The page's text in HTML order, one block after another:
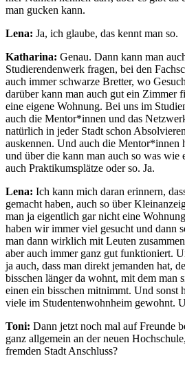
man gucken kann.
Lena: Ja, ich glaube, das kennt man so.
Katharina: Genau. Dann kann man
Studierendenwerk fragen, bei den
auch immer schwarze Bretter, wo
darüber kann man auch gut ein Zimmer
eine eigene Wohnung. Bei uns im
auch die Mentor*innen und das
natürlich in jeder Stadt schon
auskennen. Und auch die Mentor*innen
und über die kann man auch so was wie
auch Praktikumsplätze oder so. Ja.
Lena: Ich kann mich daran erinnern,
gemacht haben, auch so über
man ja eigentlich gar nicht eine
haben wir immer viel gesucht und dann
man dann wirklich mit Leuten
aber auch immer ganz gut funktioniert.
ja auch, dass man direkt jemanden hat,
bisschen länger da wohnt, mit dem man
einen ein bisschen mitnimmt. Und sonst
viele im Studentenwohnheim gewohnt.
Toni: Dann jetzt noch mal auf Freunde
ganz allgemein an der neuen
fremden Stadt Anschluss?